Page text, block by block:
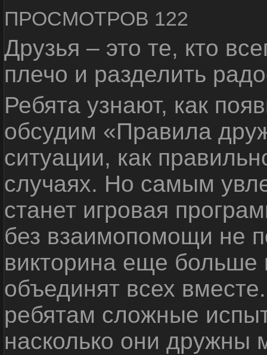
ПРОСМОТРОВ 122
Друзья – это те, кто
плечо и разделить
Ребята узнают, как
обсудим «Правила
ситуации, как
случаях. Но самым
станет игровая
без взаимопомощи не
викторина еще
объединят всех
ребятам сложные
насколько они дружны